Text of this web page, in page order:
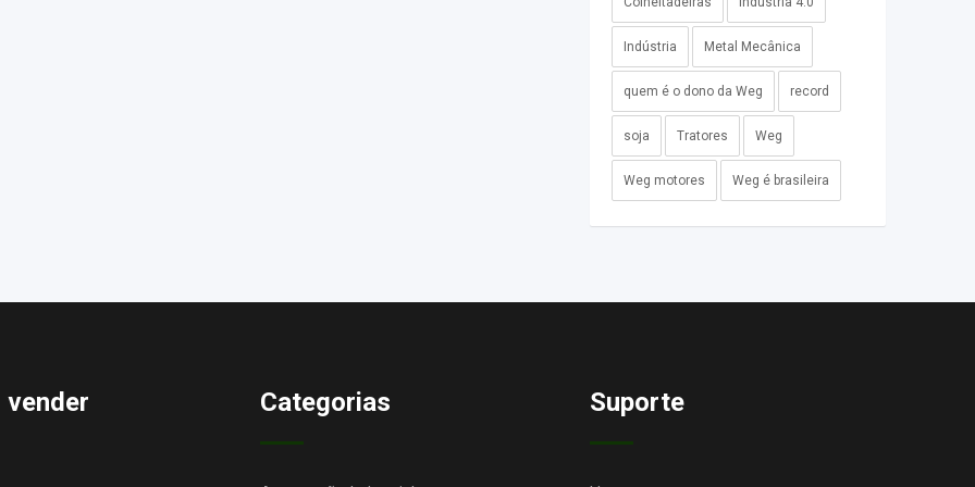
Indústria Metal Mecânica
quem é o dono da Weg record
soja Tratores Weg
Weg motores Weg é brasileira
vender Categorias Suporte